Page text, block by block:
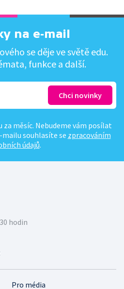
na e-mail
se děje ve světě edu.
funkce a další.
měsíc. Nebudeme vám posílat
mailu souhlasíte se zpracováním
údajů.